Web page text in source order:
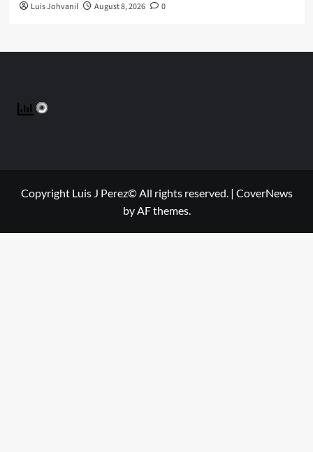
Luis Johvanil August 8, 2026 0
Copyright Luis J Perez© All rights reserved. | CoverNews
by AF themes.